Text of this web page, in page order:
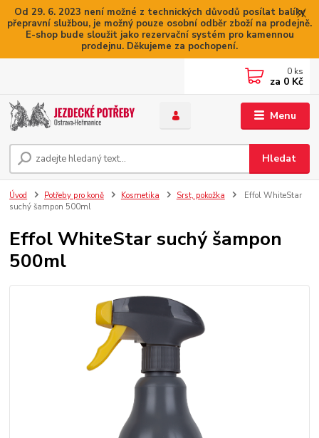
Od 29. 6. 2023 není možné z technických důvodů posílat balíky
přepravní službou, je možný pouze osobní odběr zboží na prodejně.
E-shop bude sloužit jako rezervační systém pro kamennou
prodejnu. Děkujeme za pochopení.
Menu
Hledat
0 ks
za 0 Kč
Úvod Potřeby pro koně Kosmetika Srst, pokožka
Effol WhiteStar
suchý šampon 500ml
Effol WhiteStar suchý šampon
500ml